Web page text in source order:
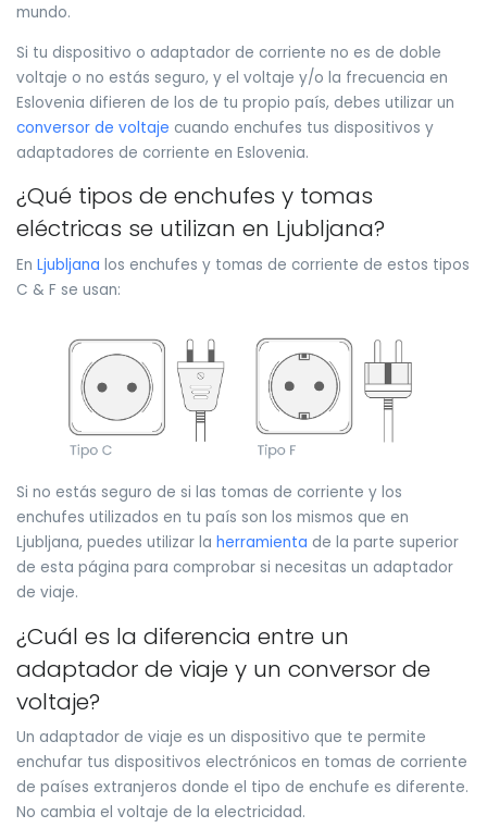
mundo.
Si tu dispositivo o adaptador de corriente no es de doble
voltaje o no estás seguro, y el voltaje y/o la frecuencia en
Eslovenia difieren de los de tu propio país, debes utilizar un
conversor de voltaje cuando enchufes tus dispositivos y
adaptadores de corriente en Eslovenia.
¿Qué tipos de enchufes y tomas
eléctricas se utilizan en Ljubljana?
En Ljubljana los enchufes y tomas de corriente de estos tipos
C & F se usan:
Si no estás seguro de si las tomas de corriente y los
enchufes utilizados en tu país son los mismos que en
Ljubljana, puedes utilizar la herramienta de la parte superior
de esta página para comprobar si necesitas un adaptador
de viaje.
¿Cuál es la diferencia entre un
adaptador de viaje y un conversor de
voltaje?
Un adaptador de viaje es un dispositivo que te permite
enchufar tus dispositivos electrónicos en tomas de corriente
de países extranjeros donde el tipo de enchufe es diferente.
No cambia el voltaje de la electricidad.